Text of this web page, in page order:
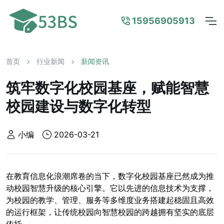
15956905913
首页 行业新闻 新闻资讯
筑牢数字化校园基座，赋能智慧
校园建设与数字化转型
小编 2026-03-21
在教育信息化浪潮席卷的当下，数字化校园基座已然成为推
动校园智慧升级的核心引擎。它以先进的信息技术为支撑，
为校园的教学、管理、服务等多维度业务搭建起稳固且高效
的运行框架，让传统校园向智慧校园的跨越拥有坚实的底层